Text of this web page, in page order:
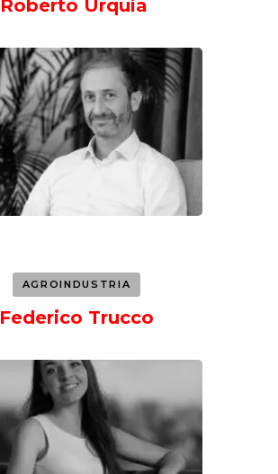
Roberto Urquía
AGROINDUSTRIA
Federico Trucco